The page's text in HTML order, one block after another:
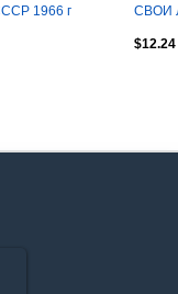
1966 г
СВОИ
экз
$12.24